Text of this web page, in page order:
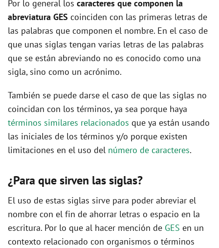
V
i
d
e
o
Por lo general los caracteres que componen la
abreviatura GES coinciden con las primeras letras de
las palabras que componen el nombre. En el caso de
que unas siglas tengan varias letras de las palabras
que se están abreviando no es conocido como una
sigla, sino como un acrónimo.
También se puede darse el caso de que las siglas no
coincidan con los términos, ya sea porque haya
términos similares relacionados que ya están usando
las iniciales de los términos y/o porque existen
limitaciones en el uso del número de caracteres.
¿Para que sirven las siglas?
El uso de estas siglas sirve para poder abreviar el
nombre con el fin de ahorrar letras o espacio en la
escritura. Por lo que al hacer mención de GES en un
contexto relacionado con organismos o términos